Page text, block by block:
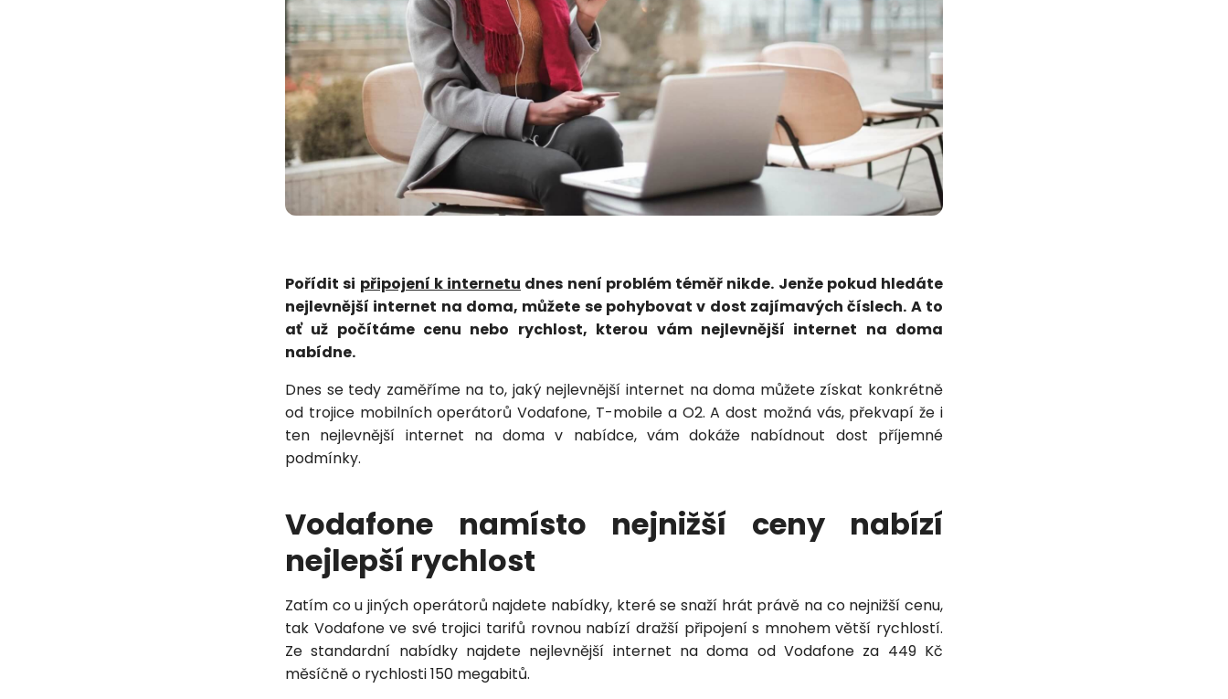
Pořídit si připojení k internetu dnes není problém téměř nikde. Jenže pokud hledáte
nejlevnější internet na doma, můžete se pohybovat v dost zajímavých číslech. A to
ať už počítáme cenu nebo rychlost, kterou vám nejlevnější internet na doma
nabídne.
Dnes se tedy zaměříme na to, jaký nejlevnější internet na doma můžete získat konkrétně
od trojice mobilních operátorů Vodafone, T-mobile a O2. A dost možná vás, překvapí že i
ten nejlevnější internet na doma v nabídce, vám dokáže nabídnout dost příjemné
podmínky.
Vodafone namísto nejnižší ceny nabízí
nejlepší rychlost
Zatím co u jiných operátorů najdete nabídky, které se snaží hrát právě na co nejnižší cenu,
tak Vodafone ve své trojici tarifů rovnou nabízí dražší připojení s mnohem větší rychlostí.
Ze standardní nabídky najdete nejlevnější internet na doma od Vodafone za 449 Kč
měsíčně o rychlosti 150 megabitů.
Adresa
Telefon
E-mail
Odeslat
Vložením osobních údajů souhlasíte
spodmínkami ochrany osobních údajů.
PN Petra je online
Zavolá do 2 minut · Po–Pá 8–18